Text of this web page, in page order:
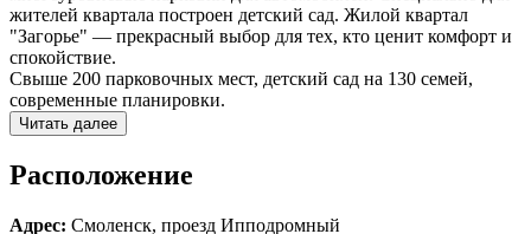
жителей квартала построен детский сад. Жилой квартал
"Загорье" — прекрасный выбор для тех, кто ценит комфорт и
спокойствие.
Свыше 200 парковочных мест, детский сад на 130 семей,
современные планировки.
Читать далее
Расположение
Адрес: Смоленск, проезд Ипподромный